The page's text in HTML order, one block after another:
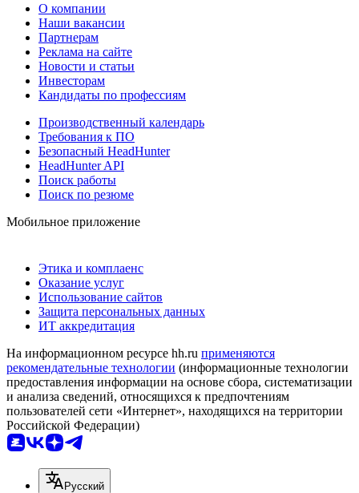
О компании
Наши вакансии
Партнерам
Реклама на сайте
Новости и статьи
Инвесторам
Кандидаты по профессиям
Производственный календарь
Требования к ПО
Безопасный HeadHunter
HeadHunter API
Поиск работы
Поиск по резюме
Мобильное приложение
Этика и комплаенс
Оказание услуг
Использование сайтов
Защита персональных данных
ИТ аккредитация
На информационном ресурсе hh.ru применяются
рекомендательные технологии (информационные технологии
предоставления информации на основе сбора, систематизации
и анализа сведений, относящихся к предпочтениям
пользователей сети «Интернет», находящихся на территории
Российской Федерации)
Русский